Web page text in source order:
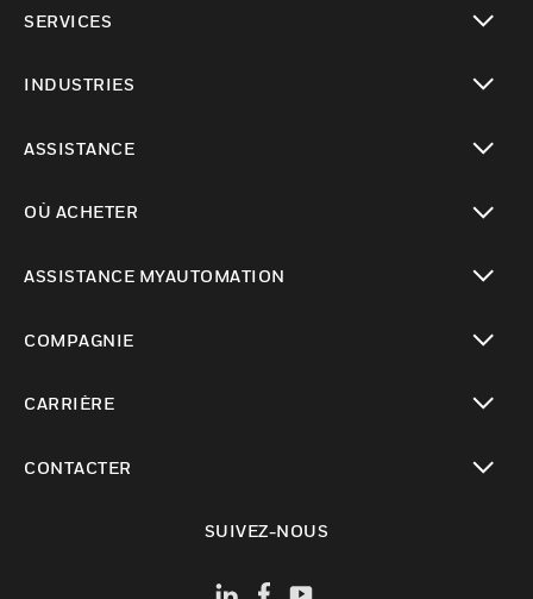
SERVICES
INDUSTRIES
ASSISTANCE
OÙ ACHETER
ASSISTANCE MYAUTOMATION
COMPAGNIE
CARRIÈRE
CONTACTER
SUIVEZ-NOUS